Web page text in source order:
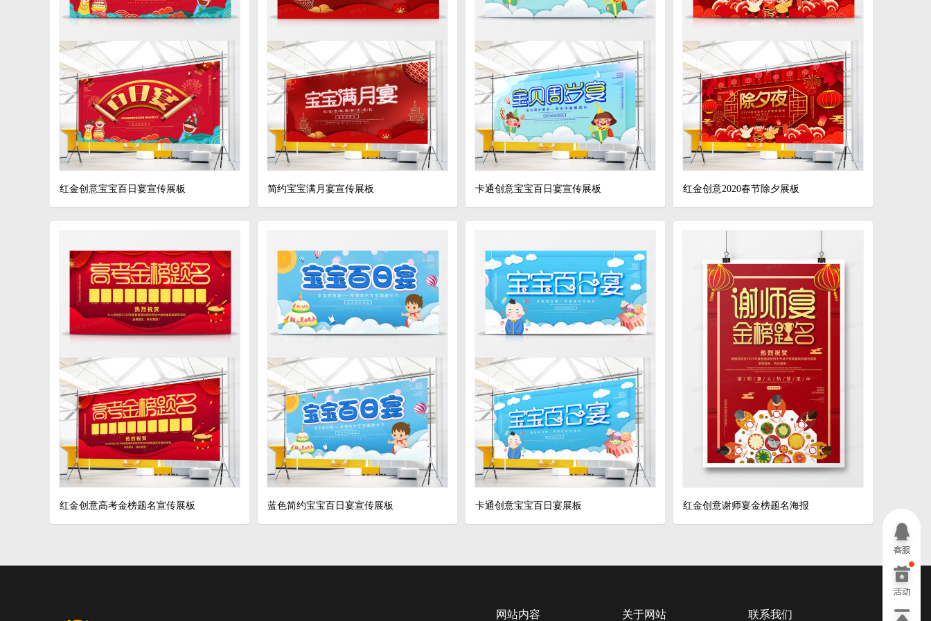
红金创意宝宝百日宴宣传展板 简约宝宝满月宴宣传展板 卡通创意宝宝百日宴宣传展板 红金创意2020春节除夕展板
红金创意高考金榜题名宣传展板 蓝色简约宝宝百日宴宣传展板 卡通创意宝宝百日宴展板 红金创意谢师宴金榜题名海报
网站内容 关于网站 联系我们